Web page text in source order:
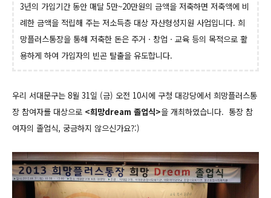
3년의 가입기간 동안 매달 5만~20만원의 금액을 저축하면 저축액에 비
례한 금액을 적립해 주는 저소득층 대상 자산형성지원 사업입니다. 희
망플러스통장을 통해 저축한 돈은 주거ㆍ창업ㆍ교육 등의 목적으로 활
용하게 하여 가입자의 빈곤 탈출을 유도합니다.
우리 서대문구는 8월 31일 (금) 오전 10시에 구청 대강당에서 희망플러스통
장 참여자를 대상으로 <희망dream 졸업식>을 개최하였습니다. 통장 참
여자의 졸업식, 궁금하지 않으신가요?:)